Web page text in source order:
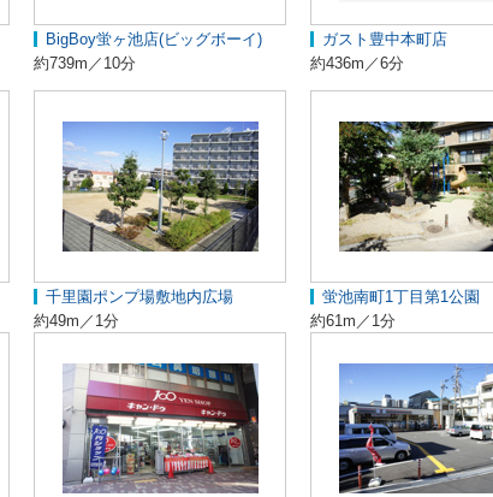
BigBoy蛍ヶ池店(ビッグボーイ)
約739m／10分
ガスト豊中本町店
約436m／6分
千里園ポンプ場敷地内広場
約49m／1分
蛍池南町1丁目第1公園
約61m／1分